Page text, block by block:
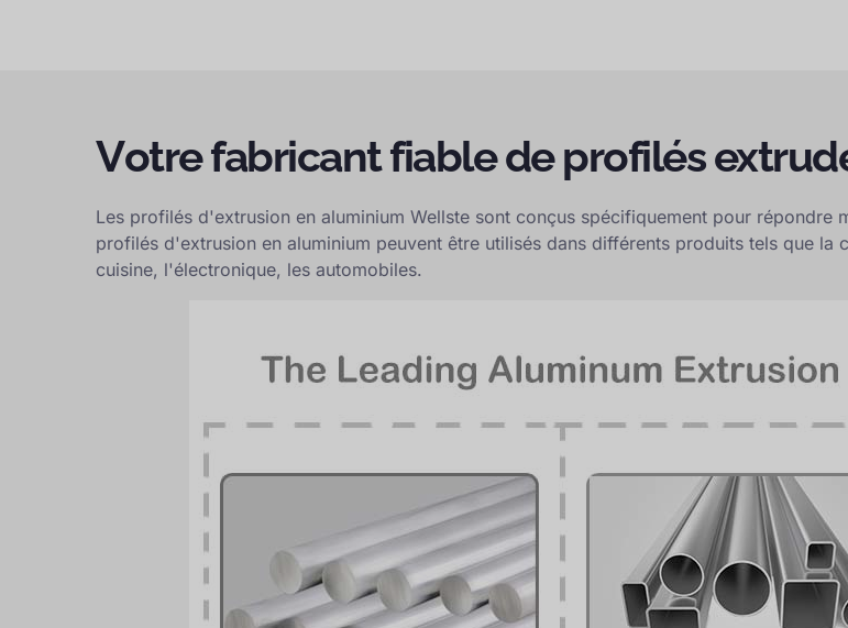
Votre fabricant fiable de profilés
Les profilés d'extrusion en aluminium Wellste sont conçus spécifiquement pour répondre
profilés d'extrusion en aluminium peuvent être utilisés dans différents produits tels que
cuisine, l'électronique, les automobiles.